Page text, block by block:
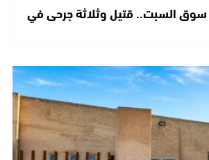
سوق السبت.. قتيل وثلاثة جرحى في